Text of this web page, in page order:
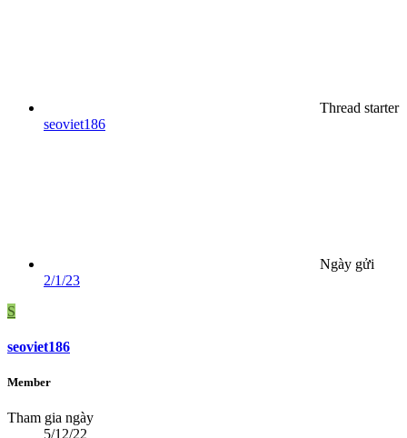
Thread starter
seoviet186
Ngày gửi
2/1/23
S
seoviet186
Member
Tham gia ngày
5/12/22